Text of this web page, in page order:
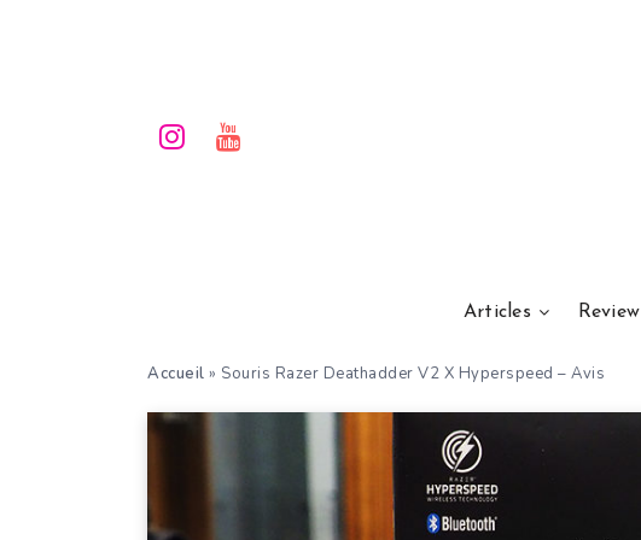
Articles Review
Accueil » Souris Razer Deathadder V2 X Hyperspeed – Avis